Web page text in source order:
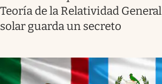
Teoría de la Relatividad
solar guarda un secreto